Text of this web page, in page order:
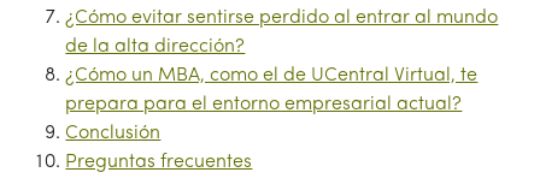
¿Cómo evitar sentirse perdido al entrar al mundo
de la alta dirección?
¿Cómo un MBA, como el de UCentral Virtual, te
prepara para el entorno empresarial actual?
Conclusión
Preguntas frecuentes